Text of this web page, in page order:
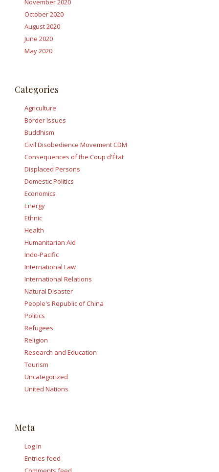
November 2020
October 2020
August 2020
June 2020
May 2020
Categories
Agriculture
Border Issues
Buddhism
Civil Disobedience Movement CDM
Consequences of the Coup d'État
Displaced Persons
Domestic Politics
Economics
Energy
Ethnic
Health
Humanitarian Aid
Indo-Pacific
International Law
International Relations
Natural Disaster
People's Republic of China
Politics
Refugees
Religion
Research and Education
Tourism
Uncategorized
United Nations
Meta
Log in
Entries feed